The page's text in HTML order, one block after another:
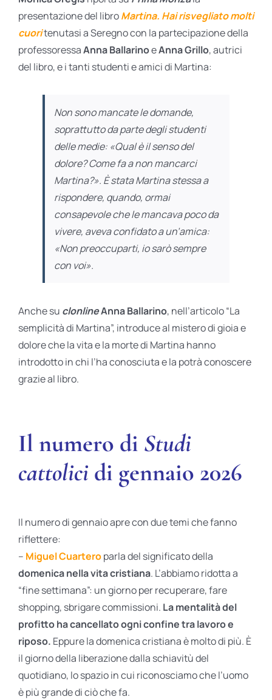
presentazione del libroMartina. Hai risvegliato molti
cuoritenutasi a Seregno con la partecipazione della
professoressaAnna BallarinoeAnna Grillo, autrici
del libro, e i tanti studenti e amici di Martina:
Non sono mancate le domande,
soprattutto da parte degli studenti
delle medie: «Qual è il senso del
dolore? Come fa a non mancarci
Martina?». È stata Martina stessa a
rispondere, quando, ormai
consapevole che le mancava poco da
vivere, aveva confidato a un’amica:
«Non preoccuparti, io sarò sempre
con voi».
Anche su clonlineAnna Ballarino, nell’articolo “La
semplicità di Martina”, introduce al mistero di gioia e
dolore che la vita e la morte di Martina hanno
introdotto in chi l’ha conosciuta e la potrà conoscere
grazie al libro.
Il numero di Studi
cattolici di gennaio 2026
Il numero di gennaio apre con due temi che fanno
riflettere:
– Miguel Cuarteroparla del significato della
domenica nella vita cristiana. L’abbiamo ridotta a
“fine settimana”: un giorno per recuperare, fare
shopping, sbrigare commissioni. La mentalità del
profitto ha cancellato ogni confine tra lavoro e
riposo. Eppure la domenica cristiana è molto di più. È
il giorno della liberazione dalla schiavitù del
quotidiano, lo spazio in cui riconosciamo che l’uomo
è più grande di ciò che fa.